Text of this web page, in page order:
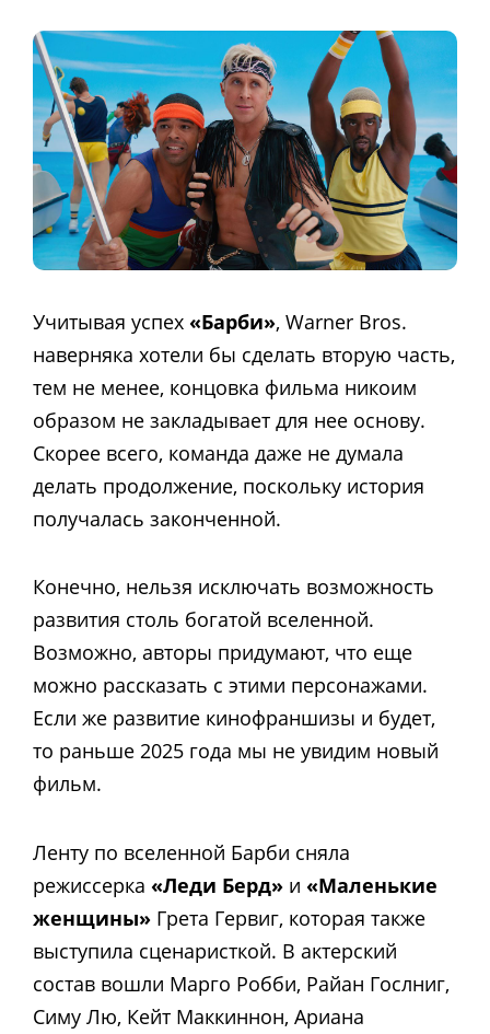
Учитывая успех «Барби», Warner Bros.
наверняка хотели бы сделать вторую часть,
тем не менее, концовка фильма никоим
образом не закладывает для нее основу.
Скорее всего, команда даже не думала
делать продолжение, поскольку история
получалась законченной.
Конечно, нельзя исключать возможность
развития столь богатой вселенной.
Возможно, авторы придумают, что еще
можно рассказать с этими персонажами.
Если же развитие кинофраншизы и будет,
то раньше 2025 года мы не увидим новый
фильм.
Ленту по вселенной Барби сняла
режиссерка «Леди Берд» и «Маленькие
женщины» Грета Гервиг, которая также
выступила сценаристкой. В актерский
состав вошли Марго Робби, Райан Гослниг,
Симу Лю, Кейт Маккиннон, Ариана